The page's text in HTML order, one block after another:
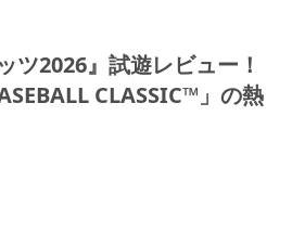
ツ2026』試遊レビュー！
CLASSIC™」の熱